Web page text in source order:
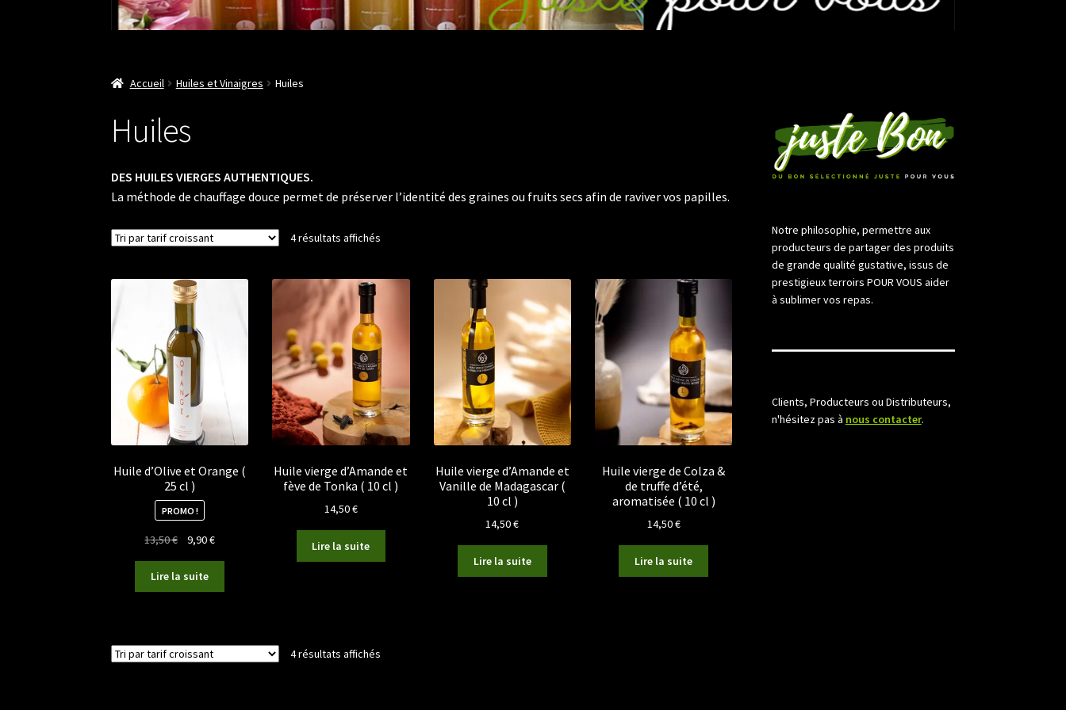
Accueil Huiles et Vinaigres Huiles
Huiles
DES HUILES VIERGES AUTHENTIQUES.
La méthode de chauffage douce permet de préserver l’identité des graines ou fruits secs afin de raviver vos papilles.
4 résultats affichés
Huile d’Olive et Orange (
25 cl )
PROMO !
13,50€
Le
initial
était :
9,90€Le
est :
Lire la suite
Huile vierge d’Amande et
fève de Tonka ( 10 cl )
14,50€
Lire la suite
Huile vierge d’Amande et
Vanille de Madagascar (
10 cl )
14,50€
Lire la suite
Huile vierge de Colza &
de truffe d’été,
aromatisée ( 10 cl )
14,50€
Lire la suite
4 résultats affichés
Notre philosophie, permettre aux
producteurs de partager des produits
de grande qualité gustative, issus de
prestigieux terroirs POUR VOUS aider
à sublimer vos repas.
Clients, Producteurs ou Distributeurs,
n'hésitez pas à nous contacter.